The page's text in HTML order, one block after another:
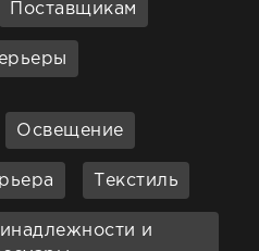
Поставщикам
Освещение
Текстиль
и